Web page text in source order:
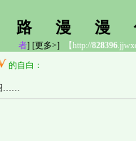
路漫
者] [更多>] 【http://828396
的自白：
……